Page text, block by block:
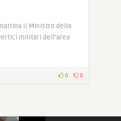
mattina il Ministro della
militari dell’area
0 0